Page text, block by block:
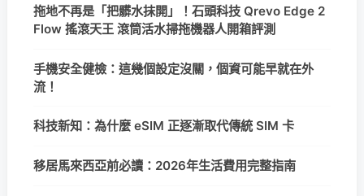
拖地不再是「把髒水抹開」！石頭科技 Qrevo Edge 2
Flow 搖滾天王 滾筒活水掃拖機器人開箱評測
手機安全健檢：這幾個設定沒關，個資可能早就在外
流！
科技新知：為什麼 eSIM 正逐漸取代傳統 SIM 卡
移居馬來西亞前必讀：2026年生活費用完整指南